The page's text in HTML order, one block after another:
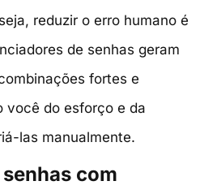
reduzir o erro humano é
de senhas geram
fortes e
você do esforço e da
las manualmente.
com